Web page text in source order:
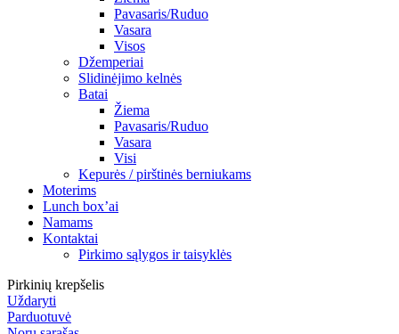
Pavasaris/Ruduo
Vasara
Visos
Džemperiai
Slidinėjimo kelnės
Batai
Žiema
Pavasaris/Ruduo
Vasara
Visi
Kepurės / pirštinės berniukams
Moterims
Lunch box’ai
Namams
Kontaktai
Pirkimo sąlygos ir taisyklės
Pirkinių krepšelis
Uždaryti
Parduotuvė